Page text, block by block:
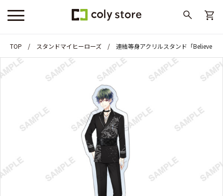
TOP スタンドマイヒーローズ 連結等身アクリルスタンド「Believe！